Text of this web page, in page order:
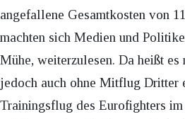
angefallene Gesamtkosten von
machten sich Medien und
Mühe, weiterzulesen. Da heißt es
jedoch auch ohne Mitflug Dritter
Trainingsflug des Eurofighters